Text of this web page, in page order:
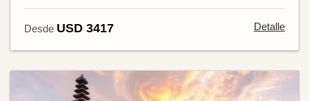
Desde USD 3417 Detalle